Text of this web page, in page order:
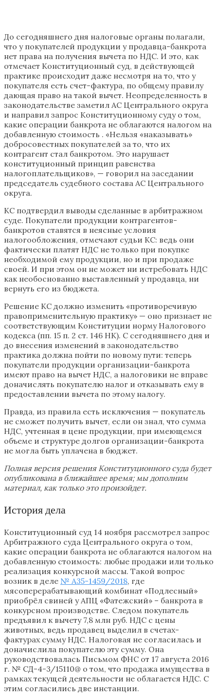
До сегодняшнего дня налоговые органы полагали,
что у покупателей продукции у продавца-банкрота
нет права на получения вычета по НДС. И это, как
отмечает Конституционный суд, в действующей
практике происходит даже несмотря на то, что у
покупателя есть счет-фактура, по общему правилу
дающая право на такой вычет. Неопределенность в
законодательстве заметил АС Центрального округа
и направил запрос Конституционному суду о том,
какие операции банкрота не облагаются налогом на
добавленную стоимость . «Нельзя «наказывать»
добросовестных покупателей за то, что их
контрагент стал банкротом. Это нарушает
конституционный принцип равенства
налогоплательщиков», — говорил на заседании
председатель судебного состава АС Центрального
округа.
КС подтвердил выводы сделанные в арбитражном
суде. Покупатели продукции контрагентов-
банкротов ставятся в неясные условия
налогообложения, отмечают судьи КС: ведь они
фактически платят НДС не только при покупке
необходимой ему продукции, но и при продаже
своей. И при этом он не может ни истребовать НДС
как необоснованно выставленный у продавца, ни
вернуть его из бюджета.
Решение КС должно изменить «противоречивую
правоприменительную практику» — оно признает не
соответствующим Конституции норму Налогового
кодекса (пп. 15 п. 2 ст. 146 НК). С сегодняшнего дня и
до внесения изменений в законодательство
практика должна пойти по новому пути: теперь
покупатели продукции организации-банкрота
имеют право на вычет НДС, а налоговики не вправе
доначислять покупателю налог и отказывать ему в
предоставлении вычета по этому налогу.
Правда, из правила есть исключения — покупатель
не сможет получить вычет, если он знал, что сумма
НДС, учтенная в цене продукции, при имеющемся
объеме и структуре долгов организации-банкрота
не могла быть уплачена в бюджет.
Полная версия решения Конституционного суда будет
опубликована в ближайшее время; мы дополним
материал, как только это произойдет.
История дела
Конституционный суд 14 ноября рассмотрел запрос
Арбитражного суда Центрального округа о том,
какие операции банкрота не облагаются налогом на
добавленную стоимость: любые продажи или только
реализация конкурсной массы. Такой вопрос
возник в деле № А35-1459/2018, где
мясоперерабатывающий комбинат «Подлесный»
приобрёл свиней у АПЦ «Фатежский» – банкрота в
конкурсном производстве. Следом покупатель
предъявил к вычету 7,8 млн руб. НДС с цены
животных, ведь продавец выделил в счетах-
фактурах сумму НДС. Налоговая не согласилась и
доначислила покупателю эту сумму. Она
руководствовалась Письмом ФНС от 17 августа 2016
г. № СД-4-3/15110@ о том, что продажа имущества в
рамках текущей деятельности не облагается НДС. С
этим согласились две инстанции.